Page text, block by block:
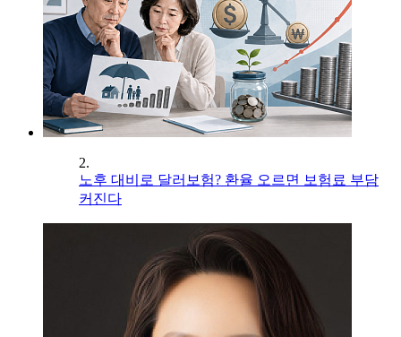
2.
노후 대비로 달러보험? 환율 오르면 보험료 부담
커진다